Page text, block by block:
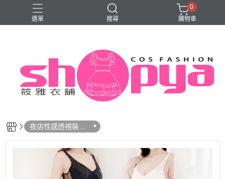
選單 搜尋
旗袍
0
購物車
夜店性感透視裝｜
小禮服